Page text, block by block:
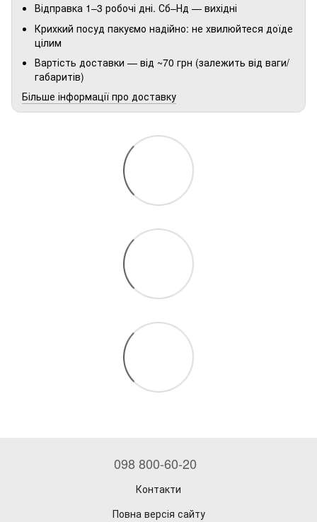
Відправка 1–3 робочі дні. Сб–Нд — вихідні
Крихкий посуд пакуємо надійно: не хвилюйтеся доїде
цілим
Вартість доставки — від ~70 грн (залежить від ваги/
габаритів)
Більше інформації про доставку
098 800-60-20
Контакти
Повна версія сайту